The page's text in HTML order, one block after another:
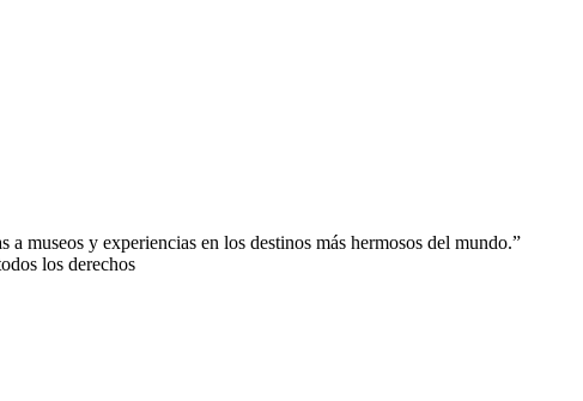
a museos y experiencias en los destinos más hermosos del mundo.”
los derechos